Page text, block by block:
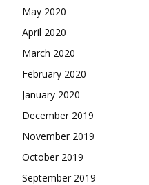
May 2020
April 2020
March 2020
February 2020
January 2020
December 2019
November 2019
October 2019
September 2019